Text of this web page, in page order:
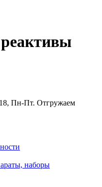
Пн-Пт. Отгружаем
наборы